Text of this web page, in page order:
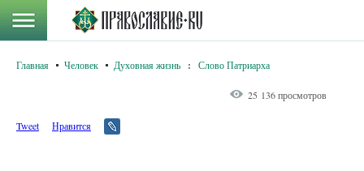
Главная Человек Духовная жизнь : Слово Патриарха
25 136 просмотров
Tweet Нравится